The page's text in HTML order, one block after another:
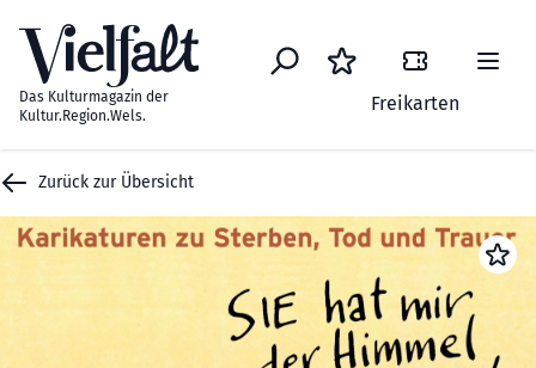
Das Kulturmagazin der
Kultur.Region.Wels.
Freikarten
Zurück zur Übersicht